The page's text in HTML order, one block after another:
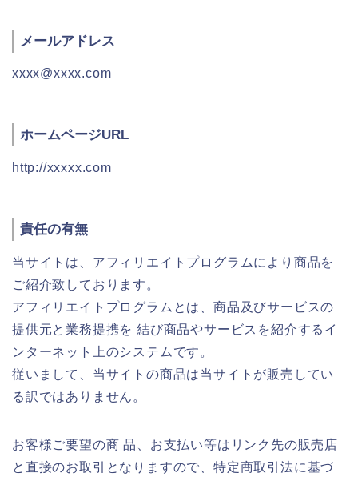
メールアドレス
xxxx@xxxx.com
ホームページURL
http://xxxxx.com
責任の有無
当サイトは、アフィリエイトプログラムにより商品を
ご紹介致しております。
アフィリエイトプログラムとは、商品及びサービスの
提供元と業務提携を 結び商品やサービスを紹介するイ
ンターネット上のシステムです。
従いまして、当サイトの商品は当サイトが販売してい
る訳ではありません。
お客様ご要望の商 品、お支払い等はリンク先の販売店
と直接のお取引となりますので、特定商取引法に基づ